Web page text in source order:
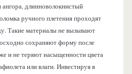
длинноволокнистый
ручного плетения проходят
Такие материалы не вызывают
сохраняют форму после
и не теряют насыщенности цвета
или влаги. Инвестируя в